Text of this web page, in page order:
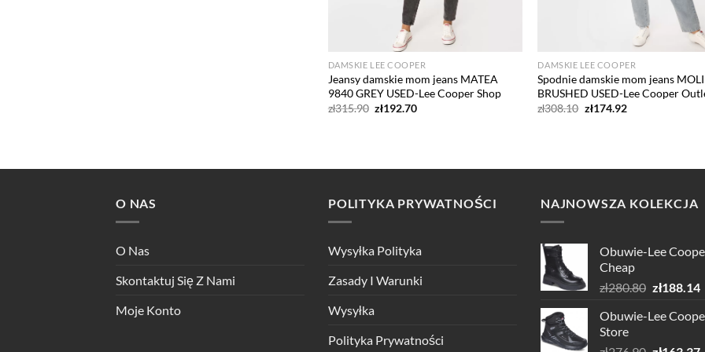
DAMSKIE LEE COOPER
Jeansy damskie mom jeans MATEA
9840 GREY USED-Lee Cooper Shop
zł315.90 Pierwotna
zł192.70Aktualna
DAMSKIE LEE COOPER
Spodnie damskie mom jeans
BRUSHED USED-Lee Cooper
zł308.10 Pierwotna
zł174.92Aktualna
O NAS
O Nas
Skontaktuj Się Z Nami
Moje Konto
POLITYKA PRYWATNOŚCI
Wysyłka Polityka
Zasady I Warunki
Wysyłka
Polityka Prywatności
NAJNOWSZA KOLEKCJA
Obuwie-Lee
Cheap
zł280.80 Pierwotna
wynosiła:
zł188.14
Obuwie-Lee
Store